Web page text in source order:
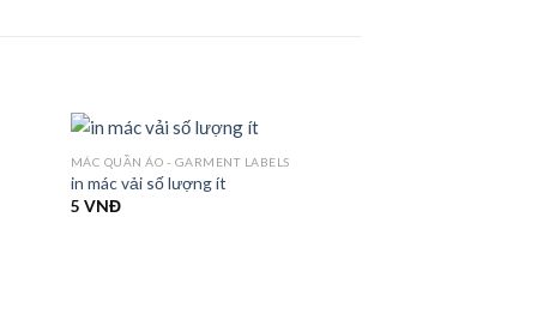
MÁC QUẦN ÁO - GARMENT LABELS
in mác vải số lượng ít
5 VNĐ